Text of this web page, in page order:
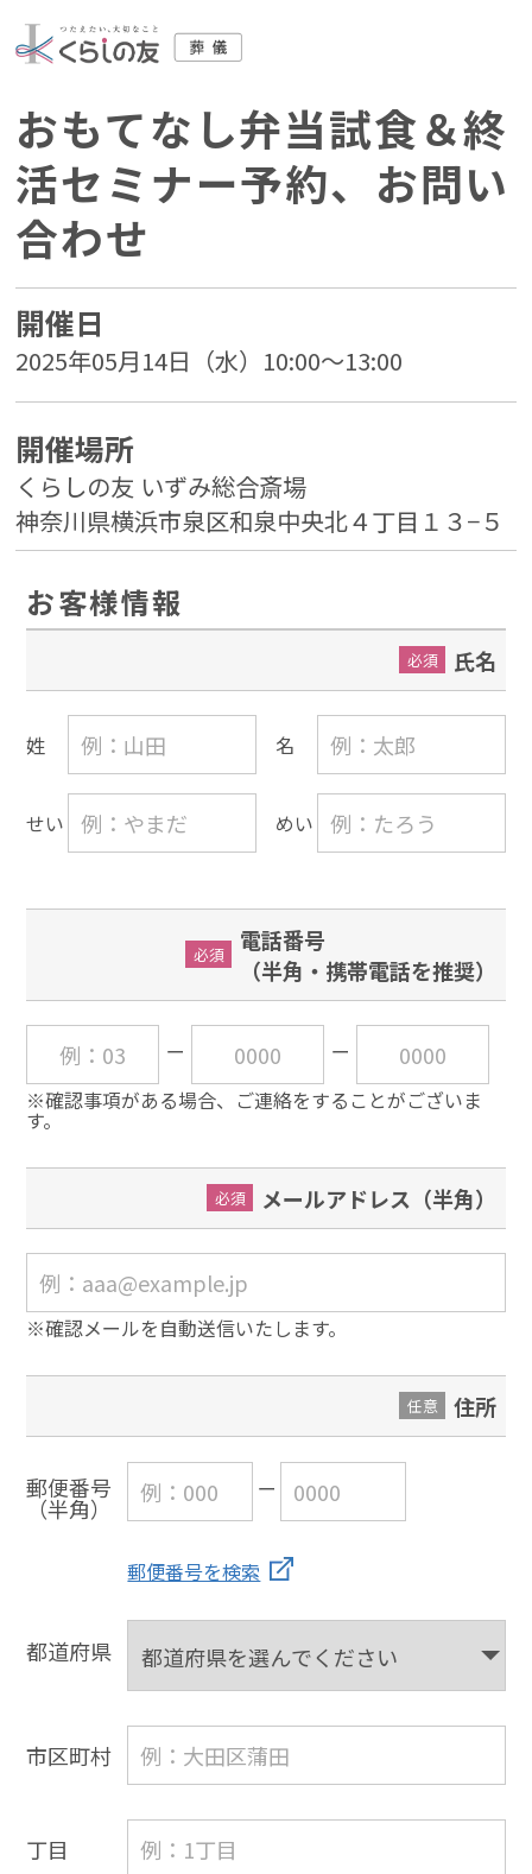
おもてなし弁当試食＆終
活セミナー予約、お問い
合わせ
開催日
2025年05月14日（水）10:00～13:00
開催場所
くらしの友 いずみ総合斎場
神奈川県横浜市泉区和泉中央北４丁目１３−５
お客様情報
氏名
必須
姓 名
せい めい
電話番号
（半角・携帯電話を推奨）
必須
※確認事項がある場合、ご連絡をすることがございま
す。
メールアドレス（半角）
必須
※確認メールを自動送信いたします。
住所
任意
郵便番号
（半角）
郵便番号を検索
都道府県
市区町村
丁目